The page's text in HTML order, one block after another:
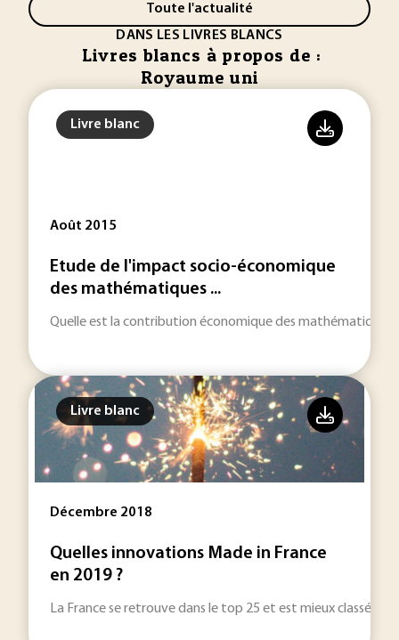
Toute l'actualité
DANS LES LIVRES BLANCS
Livres blancs à propos de :
Royaume uni
Livre blanc
Août 2015
Etude de l'impact socio-économique
des mathématiques ...
Quelle est la contribution économique des mathématiques
Livre blanc
Décembre 2018
Quelles innovations Made in France
en 2019 ?
La France se retrouve dans le top 25 et est mieux classée